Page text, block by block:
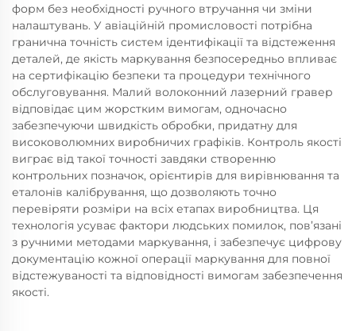
форм без необхідності ручного втручання чи зміни
налаштувань. У авіаційній промисловості потрібна
гранична точність систем ідентифікації та відстеження
деталей, де якість маркування безпосередньо впливає
на сертифікацію безпеки та процедури технічного
обслуговування. Малий волоконний лазерний гравер
відповідає цим жорстким вимогам, одночасно
забезпечуючи швидкість обробки, придатну для
високоволюмних виробничих графіків. Контроль якості
виграє від такої точності завдяки створенню
контрольних позначок, орієнтирів для вирівнювання та
еталонів калібрування, що дозволяють точно
перевіряти розміри на всіх етапах виробництва. Ця
технологія усуває фактори людських помилок, пов’язані
з ручними методами маркування, і забезпечує цифрову
документацію кожної операції маркування для повної
відстежуваності та відповідності вимогам забезпечення
якості.